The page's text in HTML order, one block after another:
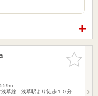
お気に入
りに追加
浅草線 浅草駅より徒歩１０分